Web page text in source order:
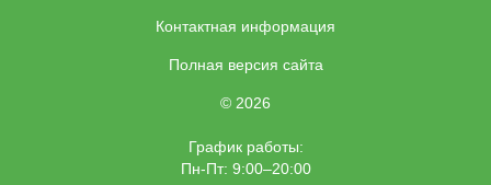
Контактная информация
Полная версия сайта
© 2026
График работы:
Пн-Пт: 9:00–20:00